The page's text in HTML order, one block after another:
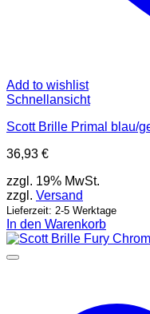
Add to wishlist
Schnellansicht
Scott Brille Primal blau/
36,93 €
zzgl. 19% MwSt.
zzgl. Versand
Lieferzeit: 2-5 Werktage
In den Warenkorb